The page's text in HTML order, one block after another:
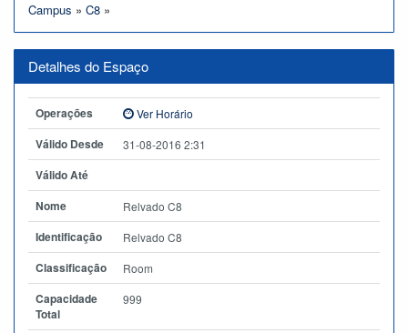
Campus » C8 »
Detalhes do Espaço
Operações Ver Horário
Válido Desde 31-08-2016 2:31
Válido Até
Nome
Relvado C8
Identificação Relvado C8
Classificação Room
Capacidade
Total
999